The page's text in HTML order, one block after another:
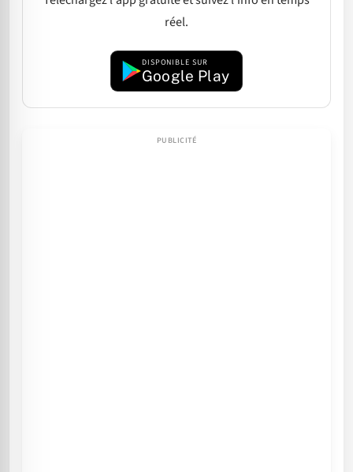
réel.
DISPONIBLE SUR
Google Play